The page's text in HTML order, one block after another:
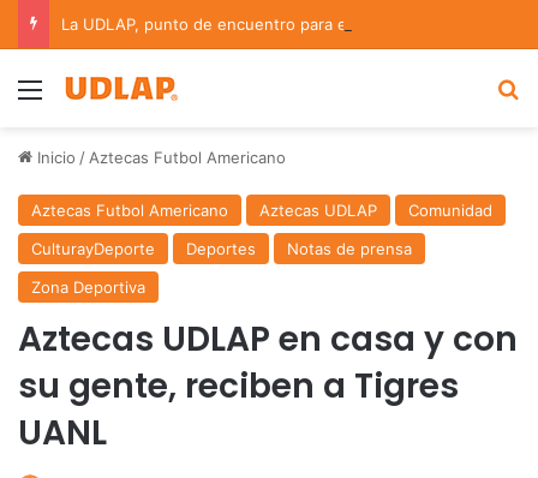
Menu
Inicio / Aztecas Futbol Americano
Aztecas Futbol Americano Aztecas UDLAP
Comunidad
CulturayDeporte
Deportes
Notas de prensa
Zona Deportiva
Aztecas UDLAP en casa y con
su gente, reciben a Tigres
UANL